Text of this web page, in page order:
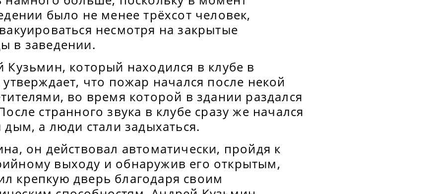
было не менее трёхсот человек,
несмотря на закрытые
в заведении.
Кузьмин, который находился в клубе в
что пожар начался после некой
во время которой в здании раздался
странного звука в клубе сразу же начался
дым, а люди стали задыхаться.
он действовал автоматически, пройдя к
выходу и обнаружив его открытым,
крепкую дверь благодаря своим